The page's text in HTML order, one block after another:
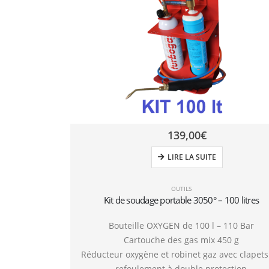
OUTILS
Kit de soudage portable 3050° – 100 litres
Bouteille OXYGEN de 100 l – 110 Bar
Cartouche des gas mix 450 g
Réducteur oxygène et robinet gaz avec
139,00€
LIRE LA SUITE